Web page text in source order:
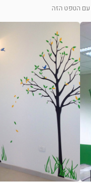
עם הטפט הזה